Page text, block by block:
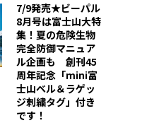
7/9発売★ビーパル
8月号は富士山大特
集！夏の危険生物
完全防御マニュア
ル企画も 創刊45
周年記念「mini富
士山ベル＆ラゲッ
ジ刺繍タグ」付き
です！